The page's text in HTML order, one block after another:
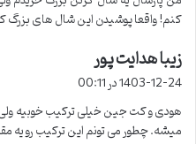
کنم! واقعا پوشیدن این شال های
زیبا هدایت پورف
:
1403-12-24 در 00:11
هودی و کت جین خیلی ترکیب خوبیه
میشه. چطور می تونم این ترکیب رو یه